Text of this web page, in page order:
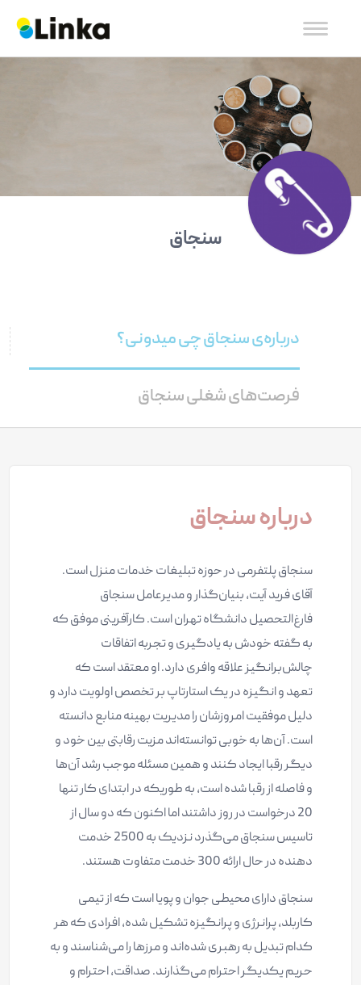
سنجاق
درباره‌ی سنجاق چی میدونی؟
فرصت‌های شغلی سنجاق
درباره سنجاق
سنجاق پلتفرمی در حوزه تبلیغات خدمات منزل است.
آقای فرید آیت، بنیان‌گذار و مدیرعامل سنجاق
فارغ‌التحصیل دانشگاه تهران است. کارآفرینی موفق که
به گفته خودش به یادگیری و تجربه اتفاقات
چالش‌برانگیز علاقه وافری دارد. او معتقد است که
تعهد و انگیزه در یک استارتاپ بر تخصص اولویت دارد و
دلیل موفقیت امروزشان را مدیریت بهینه منابع دانسته
است. آن‌ها به خوبی توانسته‌اند مزیت رقابتی بین خود و
دیگر رقبا ایجاد کنند و همین مسئله موجب رشد آن‌ها
و فاصله از رقبا شده است، به طوریکه در ابتدای کار تنها
20 درخواست در روز داشتند اما اکنون که دو سال از
تاسیس سنجاق می‌گذرد نزدیک به 2500 خدمت
دهنده در حال ارائه 300 خدمت متفاوت هستند.
سنجاق دارای محیطی جوان و پویا است که از تیمی
کاربلد، پرانرژی و پرانگیزه تشکیل شده، افرادی که هر
کدام تبدیل به رهبری شده‌اند و مرزها را می‌شناسند و به
حریم یکدیگر احترام می‌گذارند. صداقت، احترام و